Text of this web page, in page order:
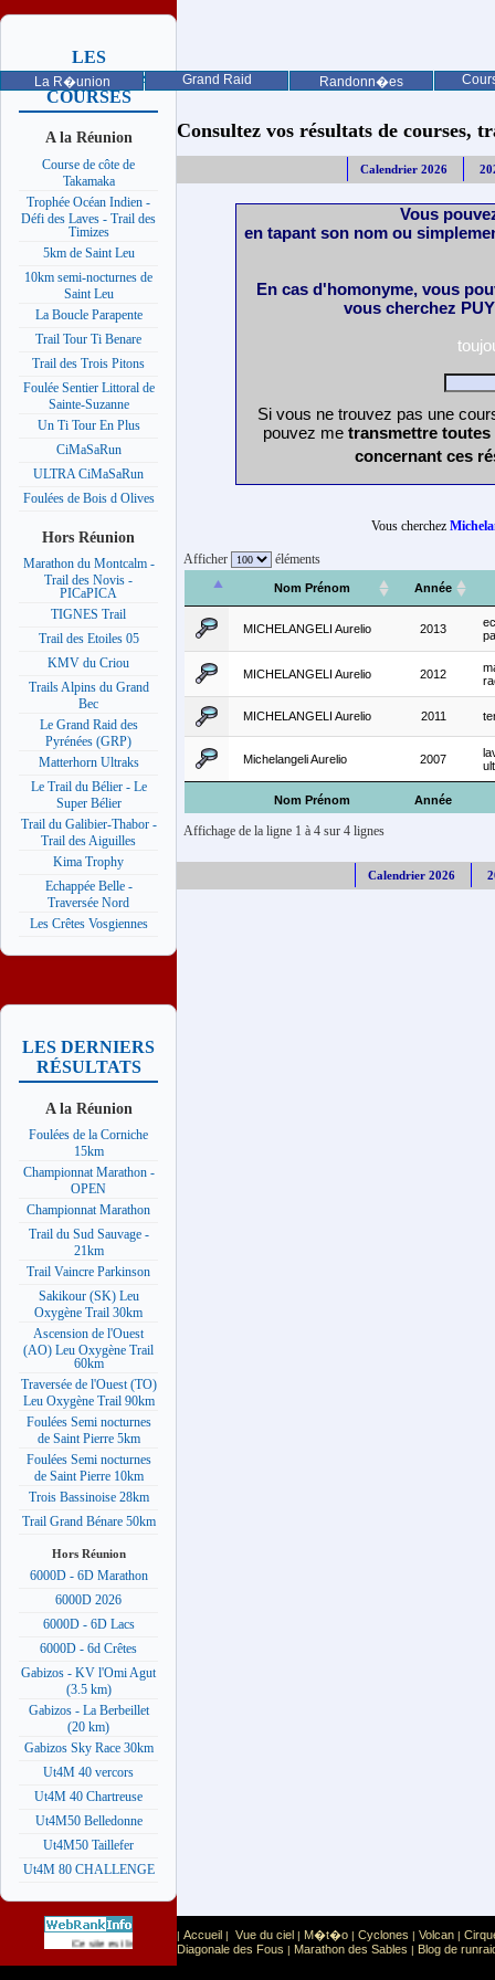
La R�union Grand Raid Randonn�es
LES
PROCHAINES
COURSES
A la Réunion
Course de côte de
Takamaka
Trophée Océan Indien -
Défi des Laves - Trail des
Timizes
5km de Saint Leu
10km semi-nocturnes de
Saint Leu
La Boucle Parapente
Trail Tour Ti Benare
Trail des Trois Pitons
Foulée Sentier Littoral de
Sainte-Suzanne
Un Ti Tour En Plus
CiMaSaRun
ULTRA CiMaSaRun
Foulées de Bois d Olives
Hors Réunion
Marathon du Montcalm -
Trail des Novis -
PICaPICA
TIGNES Trail
Trail des Etoiles 05
KMV du Criou
Trails Alpins du Grand
Bec
Le Grand Raid des
Pyrénées (GRP)
Matterhorn Ultraks
Le Trail du Bélier - Le
Super Bélier
Trail du Galibier-Thabor -
Trail des Aiguilles
Kima Trophy
Echappée Belle -
Traversée Nord
Les Crêtes Vosgiennes
LES DERNIERS
RÉSULTATS
A la Réunion
Foulées de la Corniche
15km
Championnat Marathon -
OPEN
Championnat Marathon
Trail du Sud Sauvage -
21km
Trail Vaincre Parkinson
Sakikour (SK) Leu
Oxygène Trail 30km
Ascension de l'Ouest
(AO) Leu Oxygène Trail
60km
Traversée de l'Ouest (TO)
Leu Oxygène Trail 90km
Foulées Semi nocturnes
de Saint Pierre 5km
Foulées Semi nocturnes
de Saint Pierre 10km
Trois Bassinoise 28km
Trail Grand Bénare 50km
Hors Réunion
6000D - 6D Marathon
6000D 2026
6000D - 6D Lacs
6000D - 6d Crêtes
Gabizos - KV l'Omi Agut
(3.5 km)
Gabizos - La Berbeillet
(20 km)
Gabizos Sky Race 30km
Ut4M 40 vercors
Ut4M 40 Chartreuse
Ut4M50 Belledonne
Ut4M50 Taillefer
Ut4M 80 CHALLENGE
Consultez vos résultats de courses,
Calendrier 2026
Vous
en tapant son nom ou
En cas d'homonyme, vous
vous cherchez
Si vous ne trouvez pas une
pouvez me transmettre
concernant ces
Vous cherchez
Afficher éléments
Nom Prénom Année
Nom Prénom Année
MICHELANGELI Aurelio 2013
MICHELANGELI Aurelio 2012
MICHELANGELI Aurelio 2011
Michelangeli Aurelio 2007
Affichage de la ligne 1 à 4 sur 4 lignes
Calendrier 2026
Ce site est list� dans la cat�gorie Sport Sports extr�mes
| Accueil | Vue du ciel | M�t�o | Cyclones | Volcan |
Diagonale des Fous | Marathon des Sables | Blog de